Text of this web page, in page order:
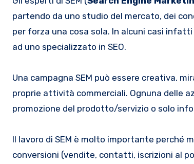
partendo da uno studio del mercato, dei
per forza una cosa sola. In alcuni casi
ad uno specializzato in SEO.
Una campagna SEM può essere creativa,
proprie attività commerciali. Ognuna delle
promozione del prodotto/servizio o solo
Il lavoro di SEM è molto importante perché
conversioni (vendite, contatti, iscrizioni al